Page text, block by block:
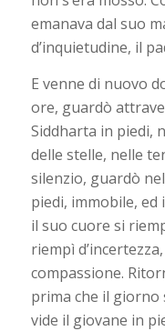
emanava dal suo
d’inquietudine, il
E venne di nuovo
ore, guardò
Siddharta in piedi,
delle stelle, nelle
silenzio, guardò
piedi, immobile, ed
il suo cuore si
riempì
compassione.
prima che il giorno
vide il giovane in